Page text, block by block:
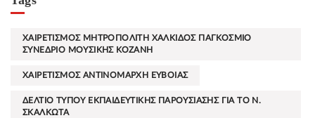
ΧΑΙΡΕΤΙΣΜΟΣ ΜΗΤΡΟΠΟΛΙΤΗ ΧΑΛΚΙΔΟΣ ΠΑΓΚΟΣΜΙΟ
ΣΥΝΕΔΡΙΟ ΜΟΥΣΙΚΗΣ ΚΟΖΑΝΗ
ΧΑΙΡΕΤΙΣΜΟΣ ΑΝΤΙΝΟΜΑΡΧΗ ΕΥΒΟΙΑΣ
ΔΕΛΤΙΟ ΤΥΠΟΥ ΕΚΠΑΙΔΕΥΤΙΚΗΣ ΠΑΡΟΥΣΙΑΣΗΣ ΓΙΑ ΤΟ Ν.
ΣΚΑΛΚΩΤΑ